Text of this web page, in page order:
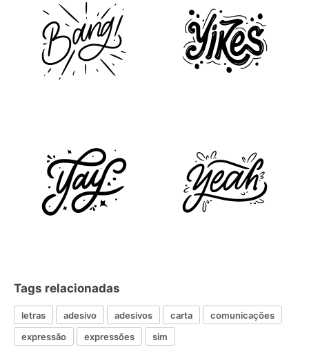
Tags relacionadas
letras adesivo adesivos carta
comunicações
expressão
expressões sim